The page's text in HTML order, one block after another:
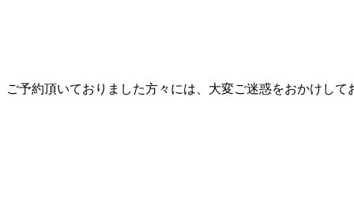
ご予約頂いておりました方々には、大変ご迷惑をおかけして